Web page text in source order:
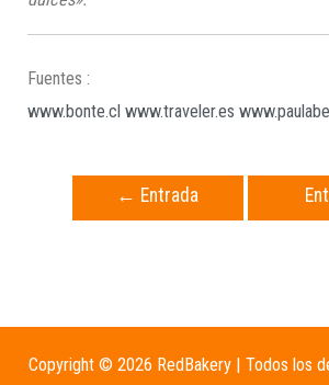
Fuentes :
www.bonte.cl www.traveler.es
← Entrada
Copyright © 2026 RedBakery | Todos los